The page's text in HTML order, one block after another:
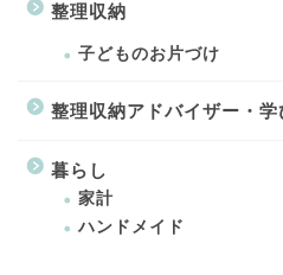
整理収納
子どものお片づけ
整理収納アドバイザー・学
暮らし
家計
ハンドメイド